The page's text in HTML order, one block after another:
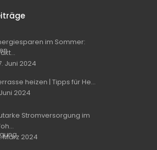
im Sommer:
Juni 2024
heizen | Tipps für He...
2024
Stromversorgung im
März 2024